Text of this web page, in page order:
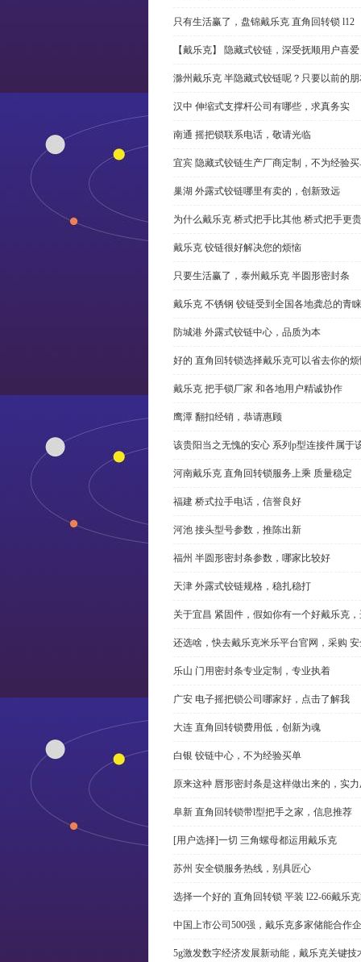
只有生活赢了，盘锦戴乐克 直角回转锁 l12
【戴乐克】 隐藏式铰链，深受抚顺用户喜
滁州戴乐克 半隐藏式铰链呢？只要以前的
汉中 伸缩式支撑杆公司有哪些，求真务实
南通 摇把锁联系电话，敬请光临
宜宾 隐藏式铰链生产厂商定制，不为经验
巢湖 外露式铰链哪里有卖的，创新致远
为什么戴乐克 桥式把手比其他 桥式把手更
戴乐克 铰链很好解决您的烦恼
只要生活赢了，泰州戴乐克 半圆形密封条
戴乐克 不锈钢 铰链受到全国各地龚总的青睐
防城港 外露式铰链中心，品质为本
好的 直角回转锁选择戴乐克可以省去你的
戴乐克 把手锁厂家 和各地用户精诚协作
鹰潭 翻扣经销，恭请惠顾
该贵阳当之无愧的安心 系列p型连接件属于
河南戴乐克 直角回转锁服务上乘 质量稳定
福建 桥式拉手电话，信誉良好
河池 接头型号参数，推陈出新
福州 半圆形密封条参数，哪家比较好
天津 外露式铰链规格，稳扎稳打
关于宜昌 紧固件，假如你有一个好戴乐克
还选啥，快去戴乐克米乐平台官网，采购
乐山 门用密封条专业定制，专业执着
广安 电子摇把锁公司哪家好，点击了解我
大连 直角回转锁费用低，创新为魂
白银 铰链中心，不为经验买单
原来这种 唇形密封条是这样做出来的，实
阜新 直角回转锁带l型把手之家，信息推荐
[用户选择]一切 三角螺母都运用戴乐克
苏州 安全锁服务热线，别具匠心
选择一个好的 直角回转锁 平装 l22-66戴乐
中国上市公司500强，戴乐克多家储能合作
5g激发数字经济发展新动能，戴乐克关键技